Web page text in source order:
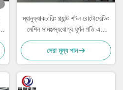
ম্যানুফ্যাকচারিং প্ল্যান্ট শটল রোটোমোল্ডিং
মেশিন সামঞ্জস্যযোগ্য ঘূর্ণন গতি এবং
কর্মক্ষমতা সহ
সেরা মূল্য পান